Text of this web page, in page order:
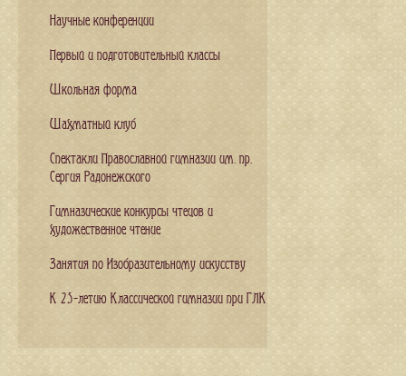
Научные конференции
Первый и подготовительный классы
Школьная форма
Шахматный клуб
Спектакли Православной гимназии им. пр.
Сергия Радонежского
Гимназические конкурсы чтецов и
художественное чтение
Занятия по Изобразительному искусству
К 25-летию Классической гимназии при ГЛК